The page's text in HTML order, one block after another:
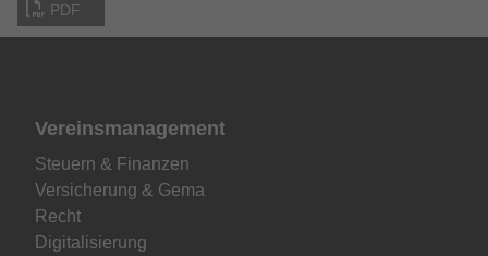
PDF
Vereinsmanagement
Steuern & Finanzen
Versicherung & Gema
Recht
Digitalisierung